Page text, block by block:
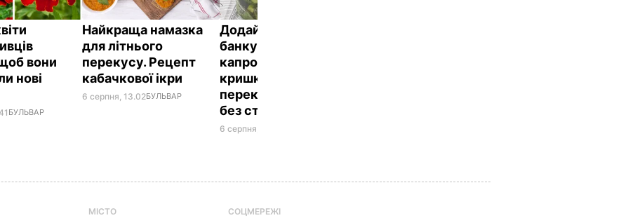
вони
нові
БУЛЬВАР
Найкраща намазка
для літнього
перекусу. Рецепт
кабачкової ікри
6 серпня, 13.02БУЛЬВАР
Додайте це в кожну
банку – й огірки під
капроновою
кришкою не
перекиснуть. Рецепт
без стерилізації
6 серпня, 12.49
МІСТО СОЦМЕРЕЖІ